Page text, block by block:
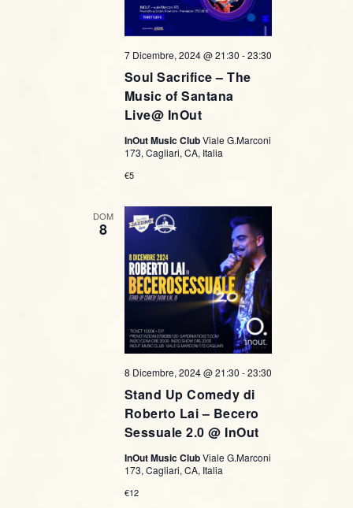
Soul Sacrifice – The
Music of Santana
Live@ InOut
7 Dicembre, 2024 @ 21:30 -23:30
InOut Music ClubViale G.Marconi
173, Cagliari, CA, Italia
€5
DOM
8
Stand Up Comedy di
Roberto Lai – Becero
Sessuale 2.0 @ InOut
8 Dicembre, 2024 @ 21:30 -23:30
InOut Music ClubViale G.Marconi
173, Cagliari, CA, Italia
€12